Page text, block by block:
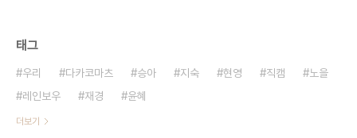
태그
우리 다카코마츠 승아 지숙 현영 직캠
노을
레인보우
재경 윤혜
더보기